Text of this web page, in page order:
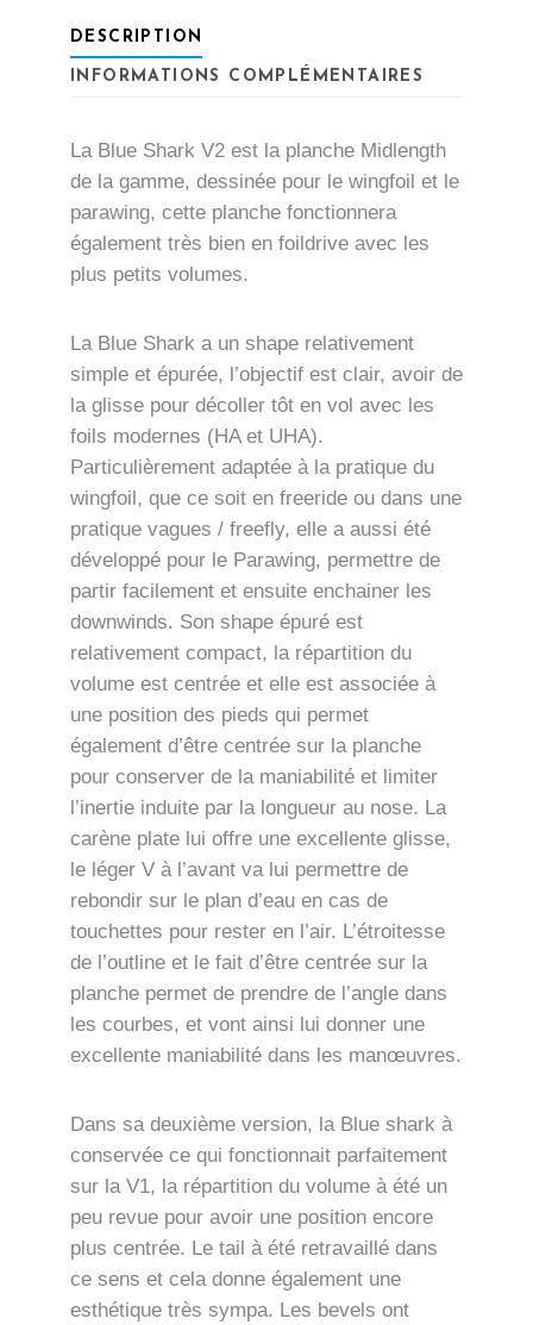
DESCRIPTION
INFORMATIONS COMPLÉMENTAIRES
La Blue Shark V2 est la planche Midlength
de la gamme, dessinée pour le wingfoil et le
parawing, cette planche fonctionnera
également très bien en foildrive avec les
plus petits volumes.
La Blue Shark a un shape relativement
simple et épurée, l’objectif est clair, avoir de
la glisse pour décoller tôt en vol avec les
foils modernes (HA et UHA).
Particulièrement adaptée à la pratique du
wingfoil, que ce soit en freeride ou dans une
pratique vagues / freefly, elle a aussi été
développé pour le Parawing, permettre de
partir facilement et ensuite enchainer les
downwinds. Son shape épuré est
relativement compact, la répartition du
volume est centrée et elle est associée à
une position des pieds qui permet
également d’être centrée sur la planche
pour conserver de la maniabilité et limiter
l’inertie induite par la longueur au nose. La
carène plate lui offre une excellente glisse,
le léger V à l’avant va lui permettre de
rebondir sur le plan d’eau en cas de
touchettes pour rester en l’air. L’étroitesse
de l’outline et le fait d’être centrée sur la
planche permet de prendre de l’angle dans
les courbes, et vont ainsi lui donner une
excellente maniabilité dans les manœuvres.
Dans sa deuxième version, la Blue shark à
conservée ce qui fonctionnait parfaitement
sur la V1, la répartition du volume à été un
peu revue pour avoir une position encore
plus centrée. Le tail à été retravaillé dans
ce sens et cela donne également une
esthétique très sympa. Les bevels ont